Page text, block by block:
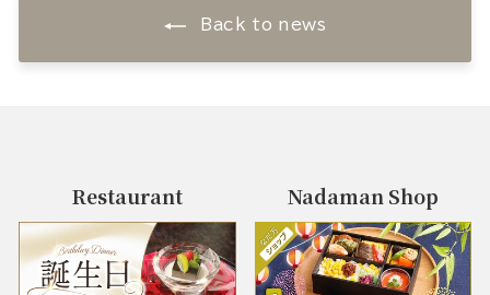
Back to news
Restaurant Nadaman Shop